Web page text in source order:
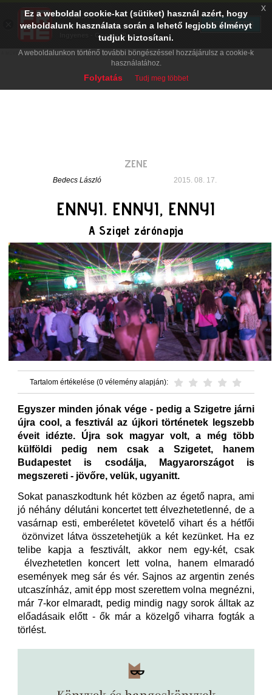
ZENE
Bedecs László 2015. 08. 17.
ENNYI. ENNYI, ENNYI
A Sziget zárónapja
Tartalom értékelése (0 vélemény alapján):
Egyszer minden jónak vége - pedig a Szigetre járni
újra cool, a fesztivál az újkori történetek legszebb
éveit idézte. Újra sok magyar volt, a még több
külföldi pedig nem csak a Szigetet, hanem
Budapestet is csodálja, Magyarországot is
megszereti - jövőre, velük, ugyanitt.
Sokat panaszkodtunk hét közben az égető napra, ami
jó néhány délutáni koncertet tett élvezhetetlenné, de a
vasárnap esti, emberéletet követelő vihart és a hétfői
özönvizet látva összetehetjük a két kezünket. Ha ez
telibe kapja a fesztivált, akkor nem egy-két, csak
élvezhetetlen koncert lett volna, hanem elmaradó
események meg sár és vér. Sajnos az argentin zenés
utcaszínház, amit épp most szerettem volna megnézni,
már 7-kor elmaradt, pedig mindig nagy sorok álltak az
előadásaik előtt - ők már a közelgő viharra fogták a
törlést.
Ez a weboldal cookie-kat (sütiket) használ azért, hogy
weboldalunk használata során a lehető legjobb élményt
tudjuk biztosítani.
A weboldalunkon történő további böngészéssel hozzájárulsz a cookie-k
használatához.
Folytatás Tudj meg többet
x
PRAE.HU
Digital Evolution
Ingyenes - Google Play
TELEPÍTÉS